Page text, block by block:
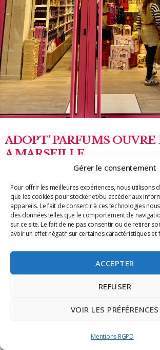
Gérer le consentement
Pour offrir les meilleures expériences, nous utilisons
que les cookies pour stocker et/ou accéder aux
appareils. Le fait de consentir à ces technologies
des données telles que le comportement de
sur ce site. Le fait de ne pas consentir ou de retirer
avoir un effet négatif sur certaines caractéristiques et
ACCEPTER
REFUSER
VOIR LES PRÉFÉRENCES
Mentions RGPD
ADOPT’ PARFUMS OUVRE
A MARSEILLE
des rues commerçantes de Marseille ! L’
Adopt’ Parfums vient d’ouvrir sa boutique
Lire la suite »